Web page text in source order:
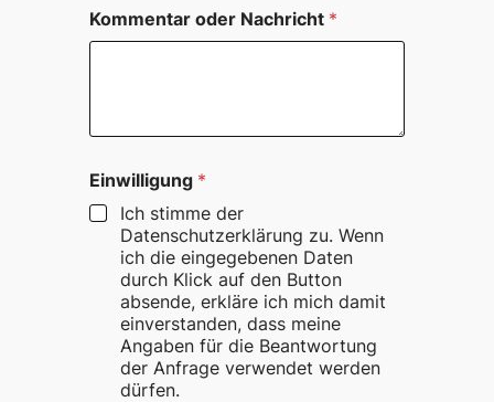
-
A
r
e
s
Kommentar oder Nachricht *
Einwilligung *
Ich stimme der
Datenschutzerklärung zu. Wenn
ich die eingegebenen Daten
durch Klick auf den Button
absende, erkläre ich mich damit
einverstanden, dass meine
Angaben für die Beantwortung
der Anfrage verwendet werden
dürfen.